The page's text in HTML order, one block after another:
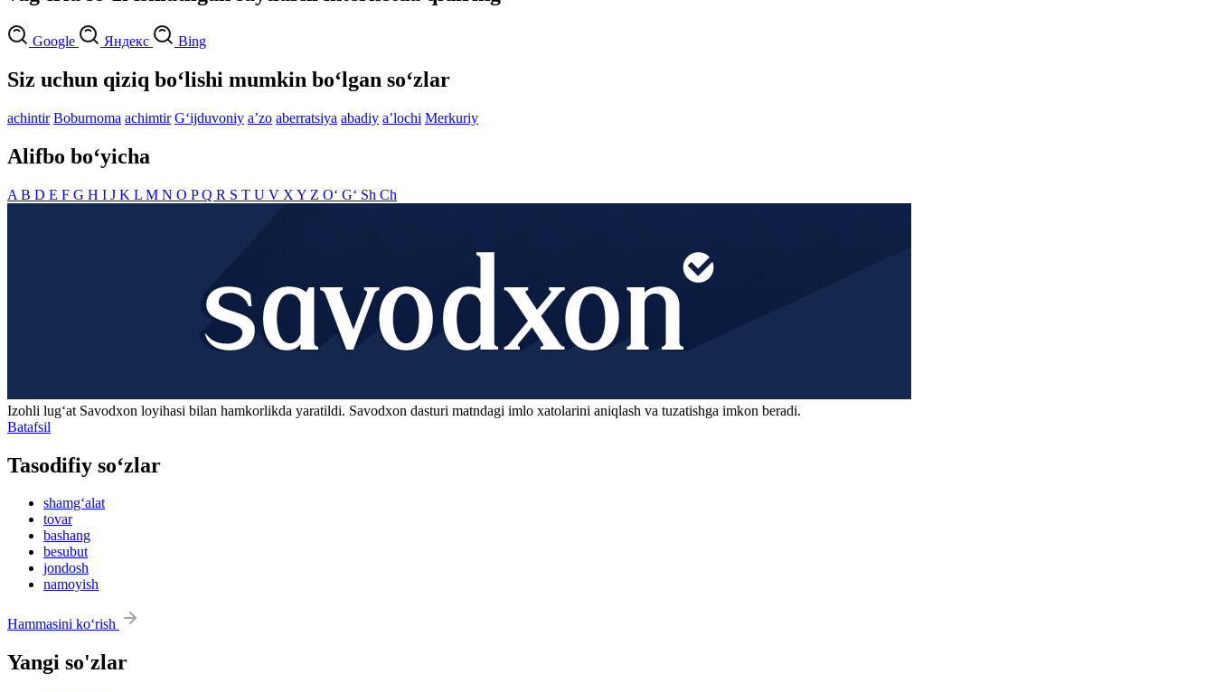
Google Яндекс Bing
Siz uchun qiziq bo‘lishi mumkin bo‘lgan so‘zlar
achintir Boburnoma achimtir G‘ijduvoniy aʼzo aberratsiya abadiy aʼlochi Merkuriy
Alifbo bo‘yicha
A B D E F G H I J K L M N O PQ R S T U V X Y Z O‘ G‘ Sh Ch
Izohli lugʻat Savodxon loyihasi bilan hamkorlikda yaratildi. Savodxon dasturi matndagi imlo xatolarini aniqlash va tuzatishga imkon beradi.
Batafsil
Tasodifiy so‘zlar
shamg‘alat
tovar
bashang
besubut
jondosh
namoyish
Hammasini ko‘rish
Yangi so'zlar